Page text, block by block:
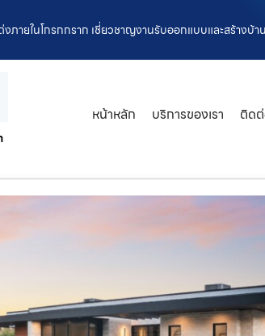
ภายในโกรกกราก เชี่ยวชาญงานรับออกแบบและสร้าง
หน้าหลัก บริการของเรา ติดต่